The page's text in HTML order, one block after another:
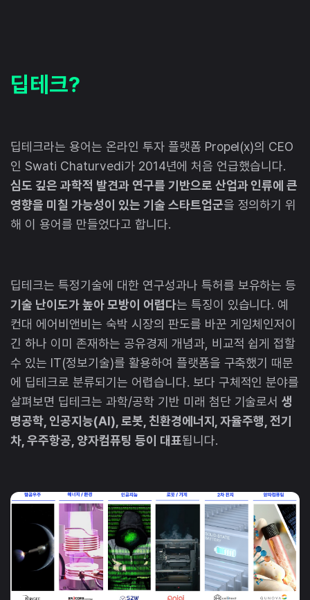
딥테크?
딥테크라는 용어는 온라인 투자 플랫폼 Propel(x)의 CEO
인 Swati Chaturvedi가 2014년에 처음 언급했습니다.
심도 깊은 과학적 발견과 연구를 기반으로 산업과 인류에 큰
영향을 미칠 가능성이 있는 기술 스타트업군을 정의하기 위
해 이 용어를 만들었다고 합니다.
딥테크는 특정기술에 대한 연구성과나 특허를 보유하는 등
기술 난이도가 높아 모방이 어렵다는 특징이 있습니다. 예
컨대 에어비앤비는 숙박 시장의 판도를 바꾼 게임체인저이
긴 하나 이미 존재하는 공유경제 개념과, 비교적 쉽게 접할
수 있는 IT(정보기술)를 활용하여 플랫폼을 구축했기 때문
에 딥테크로 분류되기는 어렵습니다. 보다 구체적인 분야를
살펴보면 딥테크는 과학/공학 기반 미래 첨단 기술로서생
명공학, 인공지능(AI), 로봇, 친환경에너지, 자율주행, 전기
차, 우주항공, 양자컴퓨팅 등이 대표됩니다.